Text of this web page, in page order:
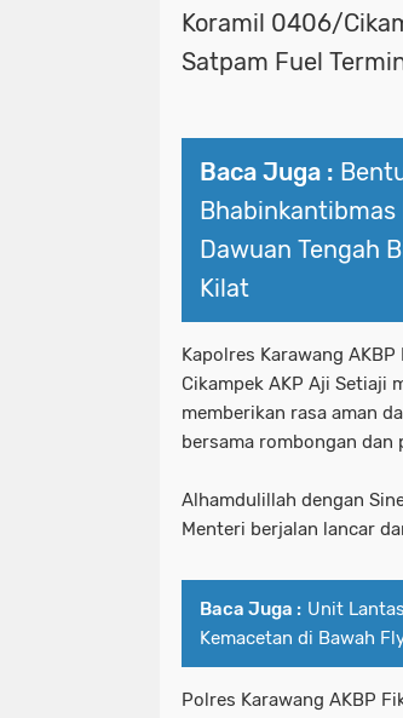
Koramil 0406/
Satpam Fuel
Baca Juga :
Bhabinkantibmas
Dawuan Tengah
Kilat
Kapolres Karawang
Cikampek AKP Aji Setiaji
memberikan rasa aman
bersama rombongan dan
Alhamdulillah dengan
Menteri berjalan lancar
Baca Juga : Unit
Kemacetan di Bawah
Polres Karawang AKBP